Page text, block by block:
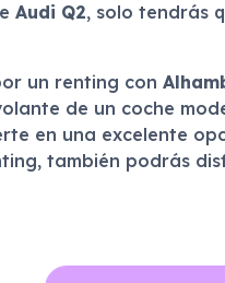
Audi Q2, solo tendrás
un renting con
de un coche
en una excelente
también podrás